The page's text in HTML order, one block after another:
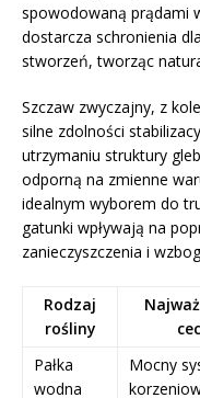
spowodowaną prądami
dostarcza schronienia
stworzeń, tworząc
Szczaw zwyczajny, z
silne zdolności
utrzymaniu struktury
odporną na zmienne
idealnym wyborem do
gatunki wpływają na
zanieczyszczenia i
Rodzaj
rośliny
Pałka
wodna
Mocny